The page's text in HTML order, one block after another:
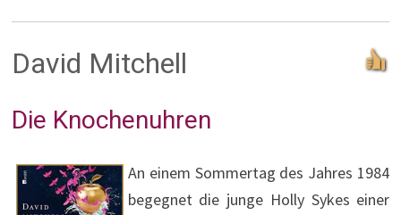
David Mitchell
Die Knochenuhren
An einem Sommertag des Jahres 1984
begegnet die junge Holly Sykes einer